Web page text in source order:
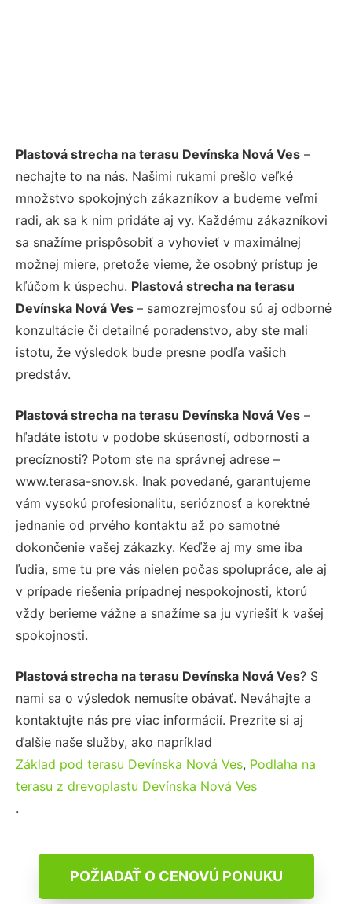
Plastová strecha na terasu Devínska Nová Ves –
nechajte to na nás. Našimi rukami prešlo veľké
množstvo spokojných zákazníkov a budeme veľmi
radi, ak sa k nim pridáte aj vy. Každému zákazníkovi
sa snažíme prispôsobiť a vyhovieť v maximálnej
možnej miere, pretože vieme, že osobný prístup je
kľúčom k úspechu. Plastová strecha na terasu
Devínska Nová Ves – samozrejmosťou sú aj odborné
konzultácie či detailné poradenstvo, aby ste mali
istotu, že výsledok bude presne podľa vašich
predstáv.
Plastová strecha na terasu Devínska Nová Ves –
hľadáte istotu v podobe skúseností, odbornosti a
precíznosti? Potom ste na správnej adrese –
www.terasa-snov.sk. Inak povedané, garantujeme
vám vysokú profesionalitu, serióznosť a korektné
jednanie od prvého kontaktu až po samotné
dokončenie vašej zákazky. Keďže aj my sme iba
ľudia, sme tu pre vás nielen počas spolupráce, ale aj
v prípade riešenia prípadnej nespokojnosti, ktorú
vždy berieme vážne a snažíme sa ju vyriešiť k vašej
spokojnosti.
Plastová strecha na terasu Devínska Nová Ves? S
nami sa o výsledok nemusíte obávať. Neváhajte a
kontaktujte nás pre viac informácií. Prezrite si aj
ďalšie naše služby, ako napríklad
Základ pod terasu Devínska Nová Ves, Podlaha na
terasu z drevoplastu Devínska Nová Ves
.
POŽIADAŤ O CENOVÚ PONUKU